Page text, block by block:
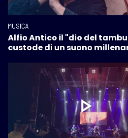
MUSICA
Alfio Antico il "dio del
custode di un suono